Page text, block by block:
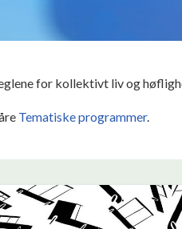
en donasjon
for kollektivt liv og
Tematiske programmer.